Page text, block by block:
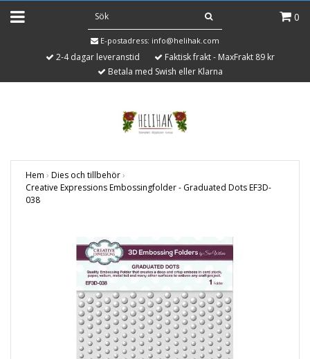
0
E-postadress: info@helihak.com
2-4 dagar leveranstid
Faktisk frakt - MaxFrakt 89 kr
Betala med Swish eller Klarna
Hem › Dies och tillbehör›
Creative Expressions Embossingfolder - Graduated Dots EF3D-
038